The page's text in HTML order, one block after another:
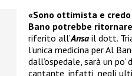
«Sono ottimista e
Bano potrebbe
riferito all’Ansa il dott.
l’unica medicina per Al
dall’ospedale, sarà un
cantante, infatti, negli